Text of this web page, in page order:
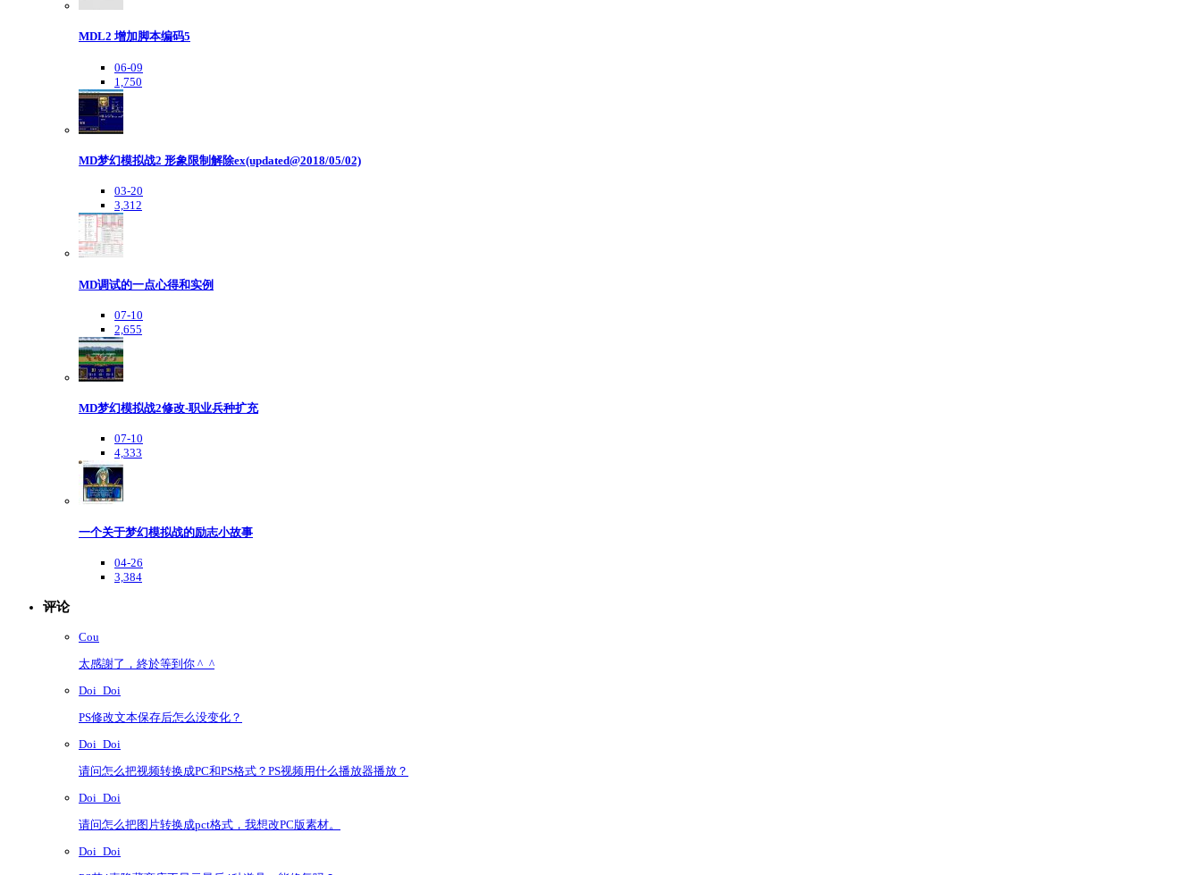
MDL2 增加脚本编码5
06-09
1,750
MD梦幻模拟战2 形象限制解除ex(updated@2018/05/02)
03-20
3,312
MD调试的一点心得和实例
07-10
2,655
MD梦幻模拟战2修改-职业兵种扩充
07-10
4,333
一个关于梦幻模拟战的励志小故事
04-26
3,384
评论
Cou
太感謝了，終於等到你 ^_^
Doi_Doi
PS修改文本保存后怎么没变化？
Doi_Doi
请问怎么把视频转换成PC和PS格式？PS视频用什么播放器播放？
Doi_Doi
请问怎么把图片转换成pct格式，我想改PC版素材。
Doi_Doi